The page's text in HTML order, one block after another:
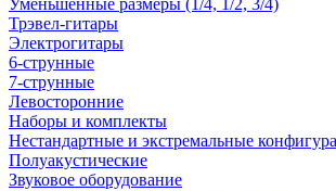
Уменьшенные размеры (1/4, 1/2, 3/4)
Трэвел-гитары
Электрогитары
6-струнные
7-струнные
Левосторонние
Наборы и комплекты
Нестандартные и экстремальные
Полуакустические
Звуковое оборудование